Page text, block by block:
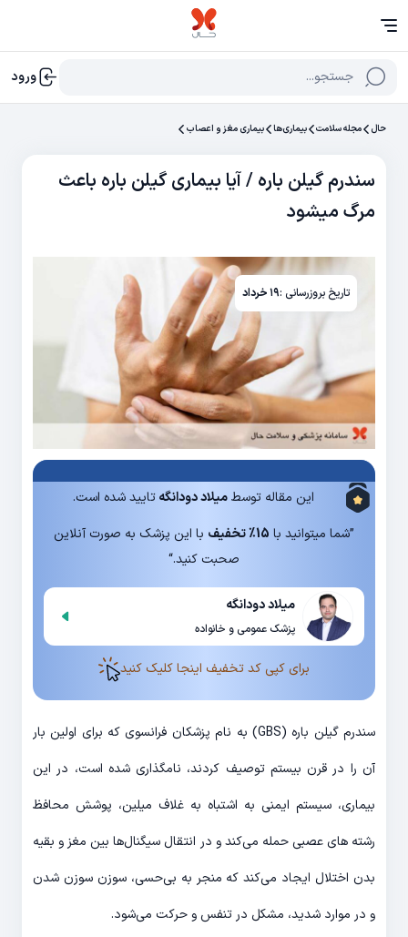
جستجو... ورود
حال مجله سلامت بیماری‌ها بیماری مغز و اعصاب
سندرم گیلن باره / آیا بیماری گیلن باره باعث
مرگ میشود
تاریخ بروزرسانی :۱۹ خرداد
این مقاله توسطمیلاد دودانگهتایید شده است.
”شما میتوانید با 15% تخفیف
با این پزشک به صورت آنلاین
صحبت کنید.“
میلاد دودانگه
پزشک عمومی و خانواده
برای کپی کد تخفیف اینجا کلیک کنید
سندرم گیلن باره (GBS) به نام پزشکان فرانسوی که برای اولین بار
آن را در قرن بیستم توصیف کردند، نامگذاری شده است، در این
بیماری، سیستم ایمنی به اشتباه به غلاف میلین، پوشش محافظ
رشته های عصبی حمله می‌کند و در انتقال سیگنال‌ها بین مغز و بقیه
بدن اختلال ایجاد می‌کند که منجر به بی‌حسی، سوزن سوزن شدن
و در موارد شدید، مشکل در تنفس و حرکت می‌شود.